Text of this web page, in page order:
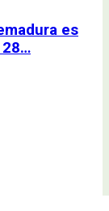
es
28…